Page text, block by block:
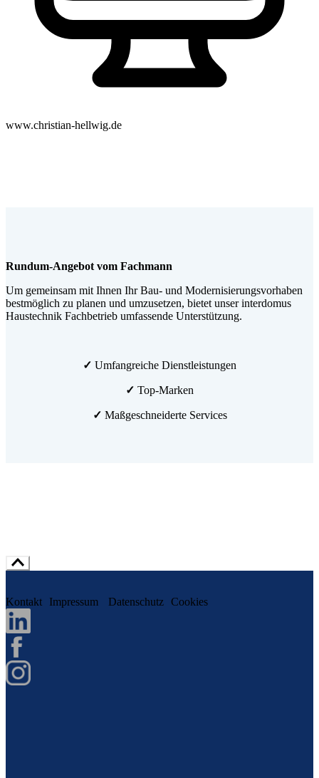
www.christian-hellwig.de
Rundum-Angebot vom Fachmann
Um gemeinsam mit Ihnen Ihr Bau- und Modernisierungsvorhaben
bestmöglich zu planen und umzusetzen, bietet unser interdomus
Haustechnik Fachbetrieb umfassende Unterstützung.
✓ Umfangreiche Dienstleistungen
✓ Top-Marken
✓ Maßgeschneiderte Services
Kontakt Impressum Datenschutz Cookies